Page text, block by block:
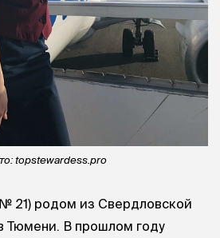
topstewardess.pro
21) родом из Свердловской
Тюмени. В прошлом году